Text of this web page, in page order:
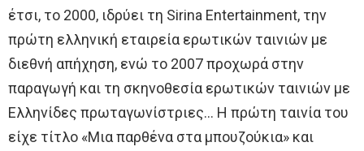
έτσι, το 2000, ιδρύει τη Sirina Entertainment, την
πρώτη ελληνική εταιρεία ερωτικών ταινιών με
διεθνή απήχηση, ενώ το 2007 προχωρά στην
παραγωγή και τη σκηνοθεσία ερωτικών ταινιών με
Ελληνίδες πρωταγωνίστριες… Η πρώτη ταινία του
είχε τίτλο «Μια παρθένα στα μπουζούκια» και